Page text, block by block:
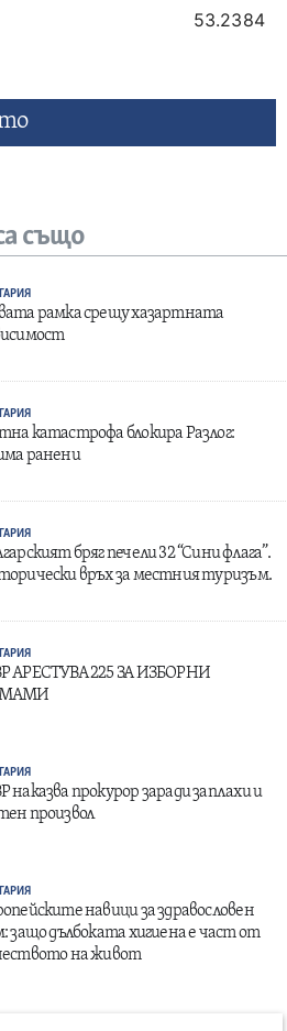
53.2384
също
рамка срещу хазартната
катастрофа блокира Разлог:
ранени
бряг печели 32 “Сини флага”.
връх за местния туризъм.
АРЕСТУВА 225 ЗА ИЗБОРНИ
наказва прокурор заради заплахи и
произвол
навици за здравословен
защо дълбоката хигиена е част от
на живот